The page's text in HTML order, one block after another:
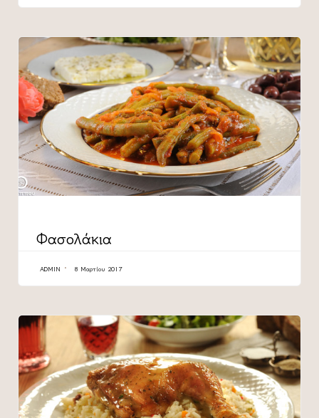
Φασολάκια
ADMIN 8 Μαρτίου 2017